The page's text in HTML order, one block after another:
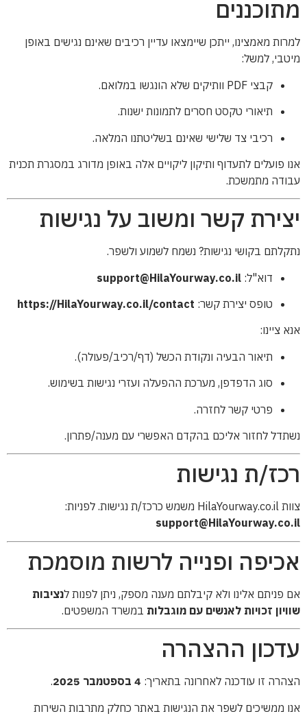
מתוכננים
למרות מאמצינו, ייתכן שיימצאו עדיין רכיבים שאינם נגישים באופן
מיטבי, למשל:
קבצי PDF וותיקים שלא הונגשו במלואם.
תיאורי טקסט חסרים לתמונות ישנות.
רכיבי צד שלישי שאינם בשליטתנו המלאה.
אנו פועלים לתעדוף ותיקון ליקויים אלה באופן מדורג במסגרת תכנית
עבודה מתמשכת.
יצירת קשר ומשוב על נגישות
נתקלתם בקושי נגישות? נשמח לשמוע ולשפר.
דוא"ל: support@HilaYourway.co.il
טופס יצירת קשר: https://HilaYourway.co.il/contact
אנא ציינו:
תיאור הבעיה ונקודת הכשל (דף/רכיב/פעולה).
סוג הדפדפן, מערכת ההפעלה ועזרי נגישות בשימוש.
פרטי קשר לחזרה.
נשתדל לחזור אליכם בהקדם האפשרי עם מענה/פתרון.
רכז/ת נגישות
צוות HilaYourway.co.il משמש כרכז/ת נגישות. לפניות:
support@HilaYourway.co.il
אכיפה ופנייה לרשות מוסמכת
אם פניתם אלינו ולא קיבלתם מענה מספק, ניתן לפנות לנציבות
שוויון זכויות לאנשים עם מוגבלות במשרד המשפטים.
עדכון ההצהרה
הצהרה זו עודכנה לאחרונה בתאריך: 4 בספטמבר 2025
.
אנו ממשיכים לשפר את הנגישות באתר כחלק מתרבות השירות